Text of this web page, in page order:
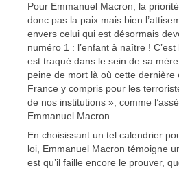
Pour Emmanuel Macron, la
donc pas la paix mais bien
envers celui qui est désormais
numéro 1 : l’enfant à naître !
est traqué dans le sein de sa
peine de mort là où cette dernière
France y compris pour les
de nos institutions », comme
Emmanuel Macron.
En choisissant un tel calendrier
loi, Emmanuel Macron témoigne
est qu’il faille encore le prouver,